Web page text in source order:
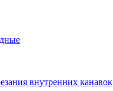
внутренних канавок